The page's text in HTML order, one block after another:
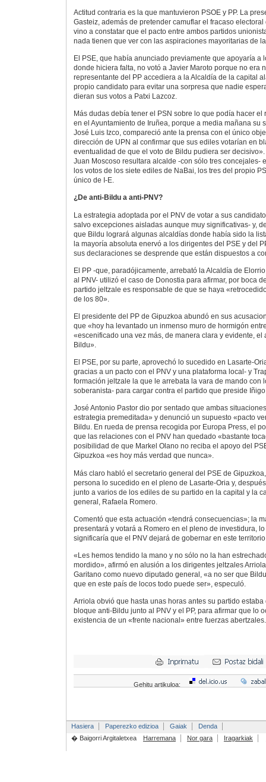
Actitud contraria es la que mantuvieron PSOE y PP. La
Gasteiz, además de pretender camuflar el fracaso electoral
vino a constatar que el pacto entre ambos partidos
nada tienen que ver con las aspiraciones mayoritarias de
El PSE, que había anunciado previamente que apoyaría a
donde hiciera falta, no votó a Javier Maroto porque no era
representante del PP accediera a la Alcaldía de la capital
propio candidato para evitar una sorpresa que nadie
dieran sus votos a Patxi Lazcoz.
Más dudas debía tener el PSN sobre lo que podía hacer el
en el Ayuntamiento de Iruñea, porque a media mañana su
José Luis Izco, compareció ante la prensa con el único
dirección de UPN al confirmar que sus ediles votarían en
eventualidad de que el voto de Bildu pudiera ser
Juan Moscoso resultara alcalde -con sólo tres concejales-
los votos de los siete ediles de NaBai, los tres del propio
único de I-E.
¿De anti-Bildu a anti-PNV?
La estrategia adoptada por el PNV de votar a sus
salvo excepciones aisladas aunque muy significativas- y,
que Bildu logrará algunas alcaldías donde había sido la
la mayoría absoluta enervó a los dirigentes del PSE y del
sus declaraciones se desprende que están dispuestos a
El PP -que, paradójicamente, arrebató la Alcaldía de
al PNV- utilizó el caso de Donostia para afirmar, por boca
partido jeltzale es responsable de que se haya
de los 80».
El presidente del PP de Gipuzkoa abundó en sus
que «hoy ha levantado un inmenso muro de hormigón
«escenificado una vez más, de manera clara y evidente, el
Bildu».
El PSE, por su parte, aprovechó lo sucedido en Lasarte-
gracias a un pacto con el PNV y una plataforma local- y
formación jeltzale la que le arrebata la vara de mando con
soberanista- para cargar contra el partido que preside
José Antonio Pastor dio por sentado que ambas
estrategia premeditada» y denunció un supuesto «pacto
Bildu. En rueda de prensa recogida por Europa Press, el
que las relaciones con el PNV han quedado «bastante
posibilidad de que Markel Olano no reciba el apoyo del
Gipuzkoa «es hoy más verdad que nunca».
Más claro habló el secretario general del PSE de
persona lo sucedido en el pleno de Lasarte-Oria y,
junto a varios de los ediles de su partido en la capital y la
general, Rafaela Romero.
Comentó que esta actuación «tendrá consecuencias»; la
presentará y votará a Romero en el pleno de investidura,
significaría que el PNV dejará de gobernar en este
«Les hemos tendido la mano y no sólo no la han
mordido», afirmó en alusión a los dirigentes jeltzales
Garitano como nuevo diputado general, «a no ser que
que en este país de locos todo puede ser», especuló.
Arriola obvió que hasta unas horas antes su partido
bloque anti-Bildu junto al PNV y el PP, para afirmar que lo
existencia de un «frente nacional» entre fuerzas abertzales.
Gehitu artikuloa:
Hasiera Paperezko edizioa Gaiak
Denda
� Baigorri Argitaletxea
Harremana Nor gara Iragarkiak